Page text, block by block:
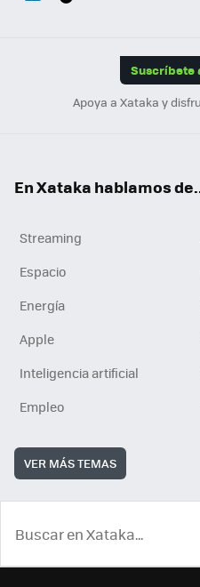
Suscríbete
Apoya a Xataka y
En Xataka hablamos
Streaming
Espacio
Energía
Apple
Inteligencia artificial
Empleo
VER MÁS TEMAS